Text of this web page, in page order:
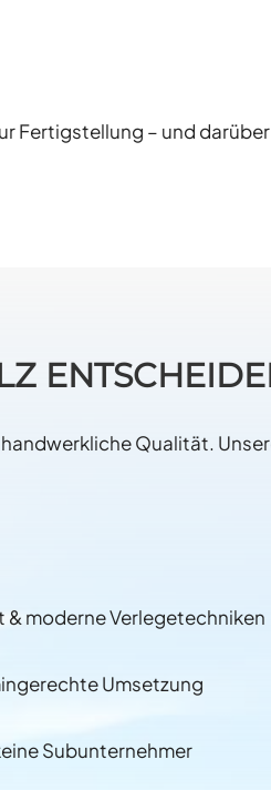
Fertigstellung – und darüber
Qualität.
moderne Verlegetechniken
Umsetzung
Subunternehmer